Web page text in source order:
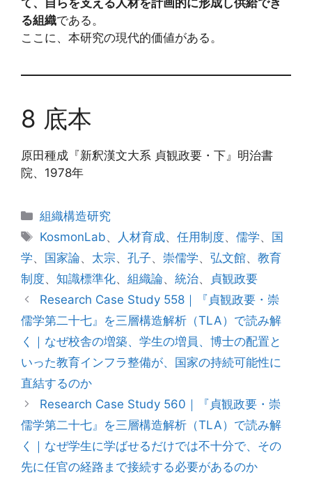
る組織である。
ここに、本研究の現代的価値がある。
8 底本
原田種成『新釈漢文大系 貞観政要・下』明治書
院、1978年
カ
テ
リ
ー
組織構造研究
タ
グ
KosmonLab、 人材育成、任用制度、儒学、 国
学、 国家論、 太宗、 孔子、 崇儒学、 弘文館、 教育
制度、 知識標準化、 組織論、 統治、
貞観政要
Research Case Study 558｜『貞観政要・崇
儒学第二十七』を三層構造解析（TLA）で読み解
く｜なぜ校舎の増築、学生の増員、博士の配置と
いった教育インフラ整備が、国家の持続可能性に
直結するのか
Research Case Study 560｜『貞観政要・崇
儒学第二十七』を三層構造解析（TLA）で読み解
く｜なぜ学生に学ばせるだけでは不十分で、その
先に任官の経路まで接続する必要があるのか